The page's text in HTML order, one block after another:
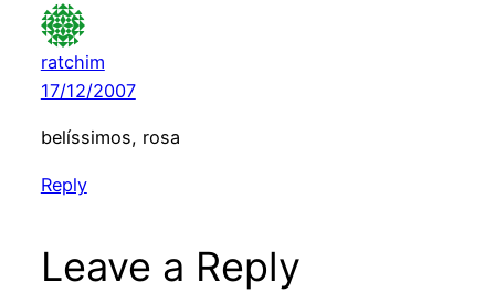
ratchim
17/12/2007
belíssimos, rosa
Reply
Leave a Reply